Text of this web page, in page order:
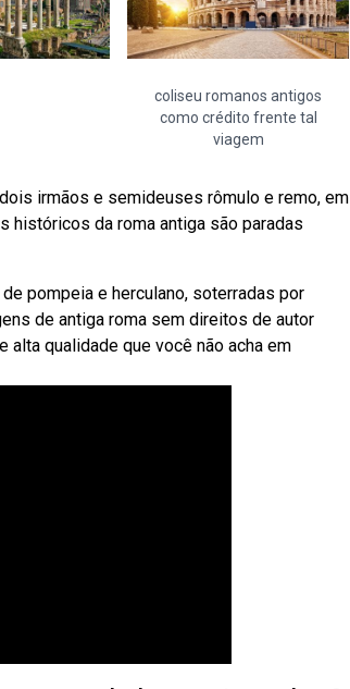
coliseu romanos antigos
como crédito frente tal
viagem
irmãos e semideuses rômulo e remo, em
históricos da roma antiga são paradas
pompeia e herculano, soterradas por
de antiga roma sem direitos de autor
qualidade que você não acha em